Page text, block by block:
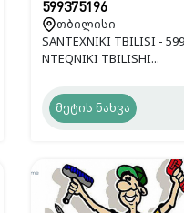
599375196
თბილისი
SANTEXNIKI TBILISI -
NTEQNIKI TBILISHI...
მეტის ნახვა